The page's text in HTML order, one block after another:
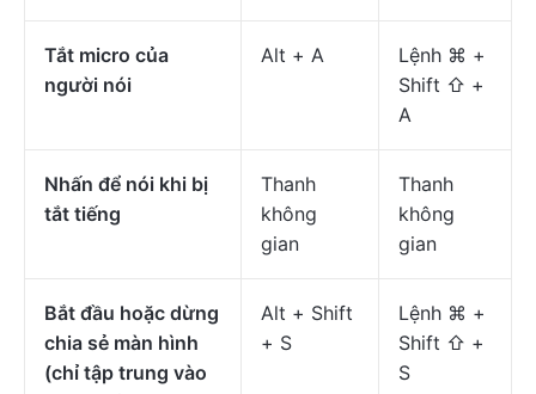
Tắt micro của
người nói
Alt + A
Lệnh ⌘ +
Shift ⇧ +
A
Nhấn để nói khi bị
tắt tiếng
Thanh
không
gian
Thanh
không
gian
Bắt đầu hoặc dừng
chia sẻ màn hình
(chỉ tập trung vào
Alt + Shift
+ S
Lệnh ⌘ +
Shift ⇧ +
S